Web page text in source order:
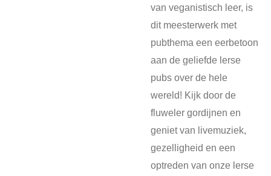
van veganistisch leer, is
dit meesterwerk met
pubthema een eerbetoon
aan de geliefde lerse
pubs over de hele
wereld! Kijk door de
fluweler gordijnen en
geniet van livemuziek,
gezelligheid en een
optreden van onze lerse